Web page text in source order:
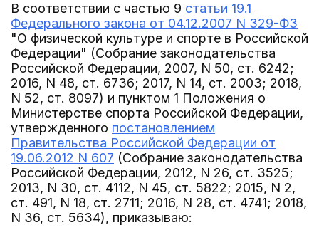
В соответствии с частью 9 статьи 19.1
Федерального закона от 04.12.2007 N 329-ФЗ
"О физической культуре и спорте в Российской
Федерации" (Собрание законодательства
Российской Федерации, 2007, N 50, ст. 6242;
2016, N 48, ст. 6736; 2017, N 14, ст. 2003; 2018,
N 52, ст. 8097) и пунктом 1 Положения о
Министерстве спорта Российской Федерации,
утвержденного постановлением
Правительства Российской Федерации от
19.06.2012 N 607 (Собрание законодательства
Российской Федерации, 2012, N 26, ст. 3525;
2013, N 30, ст. 4112, N 45, ст. 5822; 2015, N 2,
ст. 491, N 18, ст. 2711; 2016, N 28, ст. 4741; 2018,
N 36, ст. 5634), приказываю: